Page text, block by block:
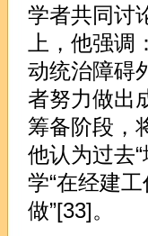
学者共同讨
上，他强
动统治障碍
者努力做出
筹备阶段，
他认为过去
学“在经建
做”[33]。